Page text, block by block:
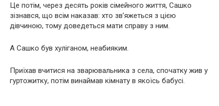
Це потім, через десять років сімейного життя, Сашко
зізнався, що всім наказав: хто зв’яжеться з цією
дівчиною, тому доведеться мати справу з ним.
А Сашко був хуліганом, неабияким.
Приїхав вчитися на зварювальника з села, спочатку жив у
гуртожитку, потім винаймав кімнату в якоїсь бабусі.